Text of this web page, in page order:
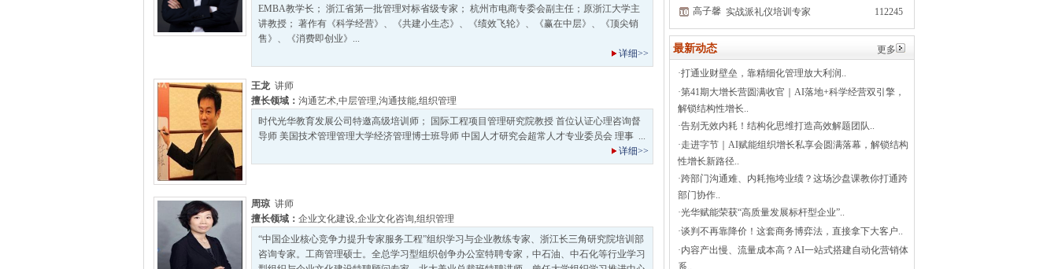
EMBA教学长； 浙江省第一批管理对标省级专家； 杭州市电商专委会副主任；原浙江大学主
讲教授； 著作有《科学经营》、《共建小生态》、《绩效飞轮》、《赢在中层》、《顶尖销
售》、《消费即创业》...
详细>>
王龙讲师
擅长领域： 沟通艺术,中层管理,沟通技能,组织管理
时代光华教育发展公司特邀高级培训师； 国际工程项目管理研究院教授 首位认证心理咨询督
导师 美国技术管理管理大学经济管理博士班导师 中国人才研究会超常人才专业委员会 理事 ...
详细>>
周琼 讲师
擅长领域： 企业文化建设,企业文化咨询,组织管理
“中国企业核心竞争力提升专家服务工程”组织学习与企业教练专家、浙江长三角研究院培训部
咨询专家。工商管理硕士。全总学习型组织创争办公室特聘专家，中石油、中石化等行业学习
高子馨 实战派礼仪培训专家 112245
最新动态 更多
·打通业财壁垒，靠精细化管理放大利润..
·第41期大增长营圆满收官｜AI落地+科学经营双引擎，
解锁结构性增长..
·告别无效内耗！结构化思维打造高效解题团队..
·走进字节｜AI赋能组织增长私享会圆满落幕，解锁结构
性增长新路径..
·跨部门沟通难、内耗拖垮业绩？这场沙盘课教你打通跨
部门协作..
·光华赋能荣获“高质量发展标杆型企业”..
·谈判不再靠降价！这套商务博弈法，直接拿下大客户..
·内容产出慢、流量成本高？AI一站式搭建自动化营销体
系..